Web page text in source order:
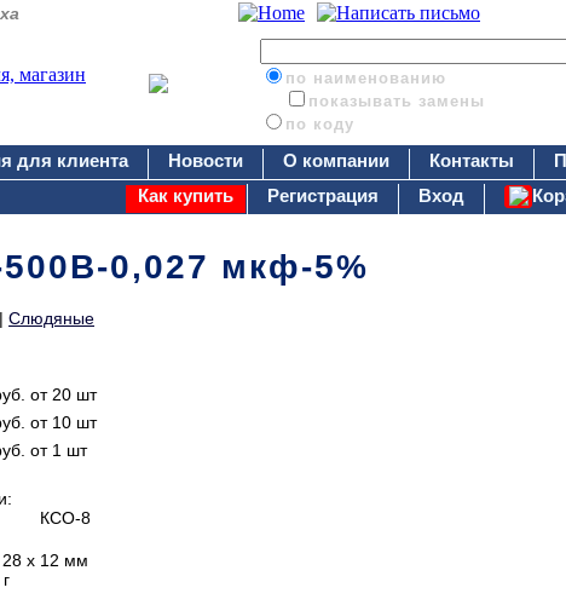
по наименованию
показывать замены
по коду
для клиента Новости О компании Контакты
Как купить
Регистрация Вход
0,027 мкф-5%
| Слюдяные
от 20 шт
от 10 шт
от 1 шт
КСО-8
28 х 12 мм